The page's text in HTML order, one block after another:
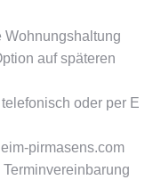
Wohnungshaltung
auf späteren
oder per E
pirmasens.com